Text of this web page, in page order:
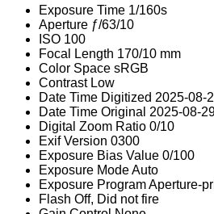
Exposure Time 1/160s
Aperture ƒ/63/10
ISO 100
Focal Length 170/10 mm
Color Space sRGB
Contrast Low
Date Time Digitized 2025-08-
Date Time Original 2025-08-
Digital Zoom Ratio 0/10
Exif Version 0300
Exposure Bias Value 0/100
Exposure ModeAuto
Exposure ProgramAperture-
Flash Off, Did not fire